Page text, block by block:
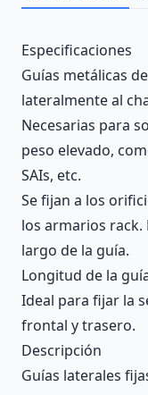
Description
Especificaciones
Guías metálicas
lateralmente al
Necesarias para
peso elevado,
SAIs, etc.
Se fijan a los
los armarios rack.
largo de la guía.
Longitud de la
Ideal para fijar la
frontal y trasero.
Descripción
Guías laterales